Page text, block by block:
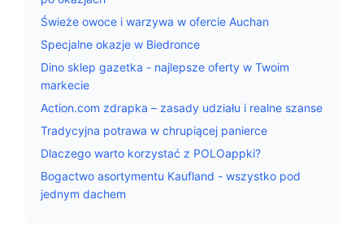
Świeże owoce i warzywa w ofercie Auchan
Specjalne okazje w Biedronce
Dino sklep gazetka - najlepsze oferty w Twoim
markecie
Action.com zdrapka – zasady udziału i realne szanse
Tradycyjna potrawa w chrupiącej panierce
Dlaczego warto korzystać z POLOappki?
Bogactwo asortymentu Kaufland - wszystko pod
jednym dachem